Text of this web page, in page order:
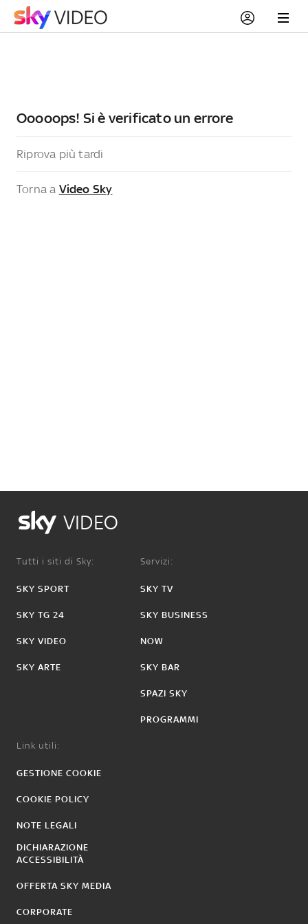
Ooooops! Si è verificato un errore
Riprova più tardi
Torna a Video Sky
VIDEO
Tutti i siti di Sky:
SKY SPORT
SKY TG 24
SKY VIDEO
SKY ARTE
Servizi:
SKY TV
SKY BUSINESS
NOW
SKY BAR
SPAZI SKY
PROGRAMMI
Link utili:
GESTIONE COOKIE
COOKIE POLICY
NOTE LEGALI
DICHIARAZIONE
ACCESSIBILITÀ
OFFERTA SKY MEDIA
CORPORATE